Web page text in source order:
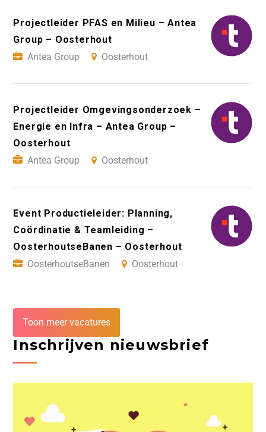
Projectleider PFAS en Milieu – Antea
Group – Oosterhout
Antea Group
Oosterhout
Projectleider Omgevingsonderzoek –
Energie en Infra – Antea Group –
Oosterhout
Antea Group
Oosterhout
Event Productieleider: Planning,
Coördinatie & Teamleiding –
OosterhoutseBanen – Oosterhout
OosterhoutseBanen
Oosterhout
Toon meer vacatures
Inschrijven nieuwsbrief